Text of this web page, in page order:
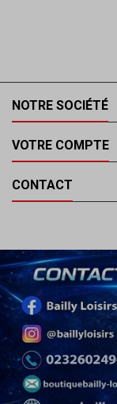
NOTRE SOCIÉTÉ
VOTRE COMPTE
CONTACT